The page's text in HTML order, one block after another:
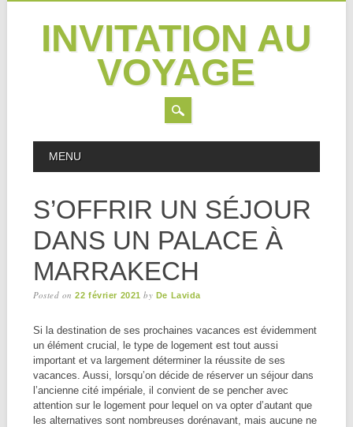
INVITATION AU
VOYAGE
MAIN MENU
MENU
S’OFFRIR UN SÉJOUR
DANS UN PALACE À
MARRAKECH
Posted on22 février 2021 by De Lavida
Si la destination de ses prochaines vacances est évidemment
un élément crucial, le type de logement est tout aussi
important et va largement déterminer la réussite de ses
vacances. Aussi, lorsqu’on décide de réserver un séjour dans
l’ancienne cité impériale, il convient de se pencher avec
attention sur le logement pour lequel on va opter d’autant que
les alternatives sont nombreuses dorénavant, mais aucune ne